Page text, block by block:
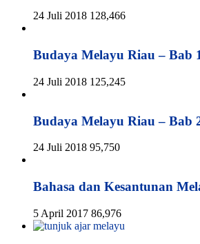
24 Juli 2018 128,466
Budaya Melayu Riau – Bab 1
24 Juli 2018 125,245
Budaya Melayu Riau – Bab
24 Juli 2018 95,750
Bahasa dan Kesantunan
5 April 2017 86,976